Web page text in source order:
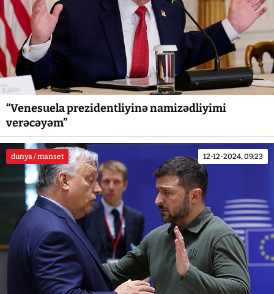
“Venesuela prezidentliyinə namizədliyimi
verəcəyəm”
dunya / manset 12-12-2024, 09:23